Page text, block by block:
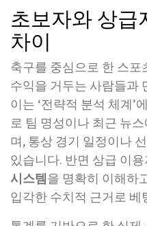
초보자와 상급
차이
축구를 중심으로 한 스
수익을 거두는 사람들과
이는 ‘전략적 분석 체계’
로 팀 명성이나 최근 뉴
며, 통상 경기 일정이나
있습니다. 반면 상급 이
시스템을 명확히 이해하
입각한 수치적 근거로